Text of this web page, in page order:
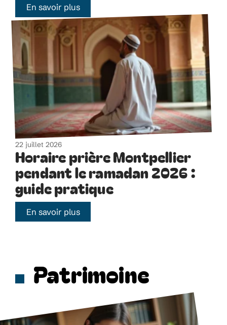
En savoir plus
22 juillet 2026
Horaire prière Montpellier
pendant le ramadan 2026 :
guide pratique
En savoir plus
Patrimoine